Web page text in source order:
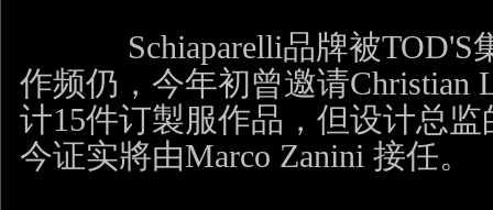
Schiaparelli品牌被TOD'S
作频仍，今年初曾邀请Christian
计15件订製服作品，但设计总
今证实將由Marco Zanini 接任。